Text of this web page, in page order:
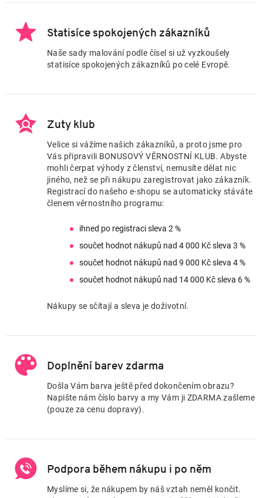
Statisíce spokojených zákazníků
Naše sady malování podle čísel si už vyzkoušely
statisíce spokojených zákazníků po celé Evropě.
Zuty klub
Velice si vážíme našich zákazníků, a proto jsme pro
Vás připravili BONUSOVÝ VĚRNOSTNÍ KLUB. Abyste
mohli čerpat výhody z členství, nemusíte dělat nic
jiného, než se při nákupu zaregistrovat jako zákazník.
Registrací do našeho e-shopu se automaticky stáváte
členem věrnostního programu:
ihned po registraci sleva 2 %
součet hodnot nákupů nad 4 000 Kč sleva 3 %
součet hodnot nákupů nad 9 000 Kč sleva 4 %
součet hodnot nákupů nad 14 000 Kč sleva 6 %
Nákupy se sčítají a sleva je doživotní.
Doplnění barev zdarma
Došla Vám barva ještě před dokončením obrazu?
Napište nám číslo barvy a my Vám ji ZDARMA zašleme
(pouze za cenu dopravy).
Podpora během nákupu i po něm
Myslíme si, že nákupem by náš vztah neměl končit.